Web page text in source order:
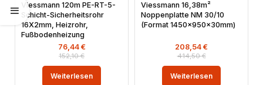
Viessmann 120m PE-RT-5-
Schicht-Sicherheitsrohr
16X2mm, Heizrohr,
Fußbodenheizung
152,10€
76,44 €
Weiterlesen
Viessmann 16,38m²
Noppenplatte NM 30/10
(Format 1450x950x30mm)
414,50€
208,54 €
Weiterlesen